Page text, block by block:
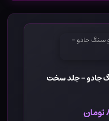
جادو - جلد سخت